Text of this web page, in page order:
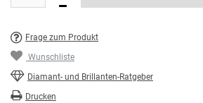
Frage zum Produkt
Wunschliste
Diamant- und Brillanten-Ratgeber
Drucken